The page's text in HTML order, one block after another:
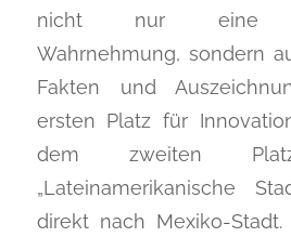
nicht nur eine
Wahrnehmung, sondern
Fakten und
ersten Platz für
dem zweiten
„Lateinamerikanische
direkt nach Mexiko-